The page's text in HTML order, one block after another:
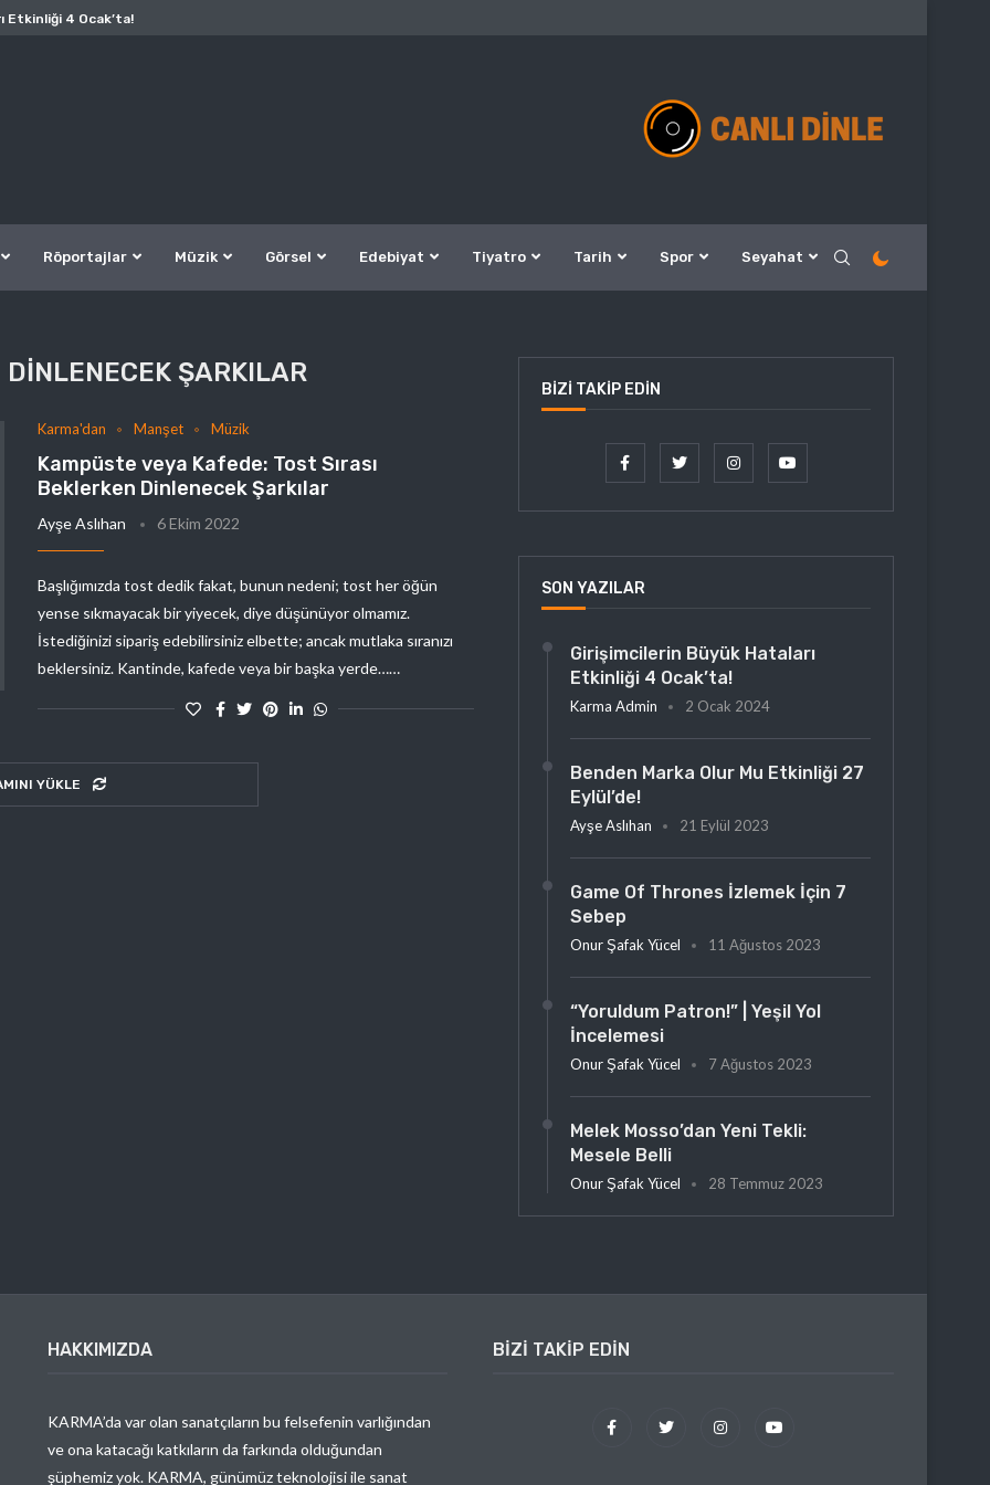
Etkinliği 4 Ocak’ta!
Röportajlar Müzik Görsel Edebiyat Tiyatro Tarih Spor Seyahat
ŞARKILAR
Karma'dan Manşet Müzik
Kampüste veya Kafede: Tost Sırası
Beklerken Dinlenecek Şarkılar
Ayşe Aslıhan 6 Ekim 2022
Başlığımızda tost dedik fakat, bunun nedeni; tost her öğün
yense sıkmayacak bir yiyecek, diye düşünüyor olmamız.
İstediğinizi sipariş edebilirsiniz elbette; ancak mutlaka sıranızı
beklersiniz. Kantinde, kafede veya bir başka yerde……
YÜKLE
BIZI TAKIP EDIN
SON YAZILAR
Girişimcilerin Büyük Hataları
Etkinliği 4 Ocak’ta!
Karma Admin 2 Ocak 2024
Benden Marka Olur Mu Etkinliği 27
Eylül’de!
Ayşe Aslıhan 21 Eylül 2023
Game Of Thrones İzlemek İçin 7
Sebep
Onur Şafak Yücel 11 Ağustos 2023
“Yoruldum Patron!” | Yeşil Yol
İncelemesi
Onur Şafak Yücel 7 Ağustos 2023
Melek Mosso’dan Yeni Tekli:
Mesele Belli
Onur Şafak Yücel 28 Temmuz 2023
HAKKIMIZDA
KARMA’da var olan sanatçıların bu felsefenin varlığından
ve ona katacağı katkıların da farkında olduğundan
şüphemiz yok. KARMA, günümüz teknolojisi ile sanat
BIZI TAKIP EDIN